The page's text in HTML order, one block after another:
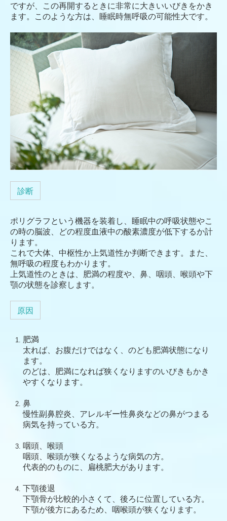
ですが、この再開するときに非常に大きいいびきをかき
ます。このような方は、睡眠時無呼吸の可能性大です。
診断
ポリグラフという機器を装着し、睡眠中の呼吸状態やこ
の時の脳波、どの程度血液中の酸素濃度が低下するか計
ります。
これで大体、中枢性か上気道性か判断できます。また、
無呼吸の程度もわかります。
上気道性のときは、肥満の程度や、鼻、咽頭、喉頭や下
顎の状態を診察します。
原因
肥満
太れば、お腹だけではなく、のども肥満状態になり
ます。
のどは、肥満になれば狭くなりますのいびきもかき
やすくなります。
鼻
慢性副鼻腔炎、アレルギー性鼻炎などの鼻がつまる
病気を持っている方。
咽頭、喉頭
咽頭、喉頭が狭くなるような病気の方。
代表的のものに、扁桃肥大があります。
下顎後退
下顎骨が比較的小さくて、後ろに位置している方。
下顎が後方にあるため、咽喉頭が狭くなります。